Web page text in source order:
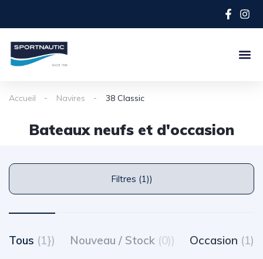
Accueil Navires 38 Classic
Bateaux neufs et d'occasion
Filtres (1))
Tous (1}) Nouveau / Stock (0)) Occasion (1)